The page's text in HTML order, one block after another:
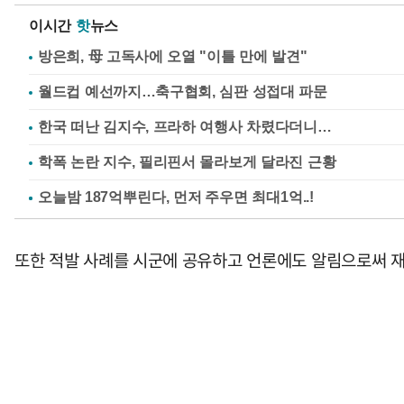
이시간 핫뉴스
방은희, 母 고독사에 오열 "이틀 만에 발견"
월드컵 예선까지…축구협회, 심판 성접대 파문
한국 떠난 김지수, 프라하 여행사 차렸다더니…
학폭 논란 지수, 필리핀서 몰라보게 달라진 근황
또한 적발 사례를 시군에 공유하고 언론에도 알림으로써